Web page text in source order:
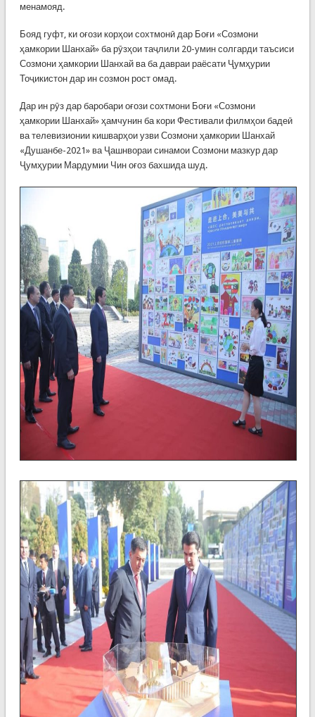
менамояд.
Бояд гуфт, ки оғози корҳои сохтмонӣ дар Боғи «Созмони
ҳамкории Шанхай» ба рӯзҳои таҷлили 20-умин солгарди таъсиси
Созмони ҳамкории Шанхай ва ба давраи раёсати Ҷумҳурии
Тоҷикистон дар ин созмон рост омад.
Дар ин рӯз дар баробари оғози сохтмони Боғи «Созмони
ҳамкории Шанхай» ҳамчунин ба кори Фестивали филмҳои бадеӣ
ва телевизионии кишварҳои узви Созмони ҳамкории Шанхай
«Душанбе-2021» ва Ҷашнвораи синамои Созмони мазкур дар
Ҷумҳурии Мардумии Чин оғоз бахшида шуд.